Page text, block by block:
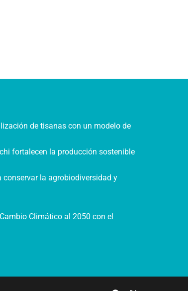
de tisanas con un modelo de
fortalecen la producción sostenible
la agrobiodiversidad y
Climático al 2050 con el